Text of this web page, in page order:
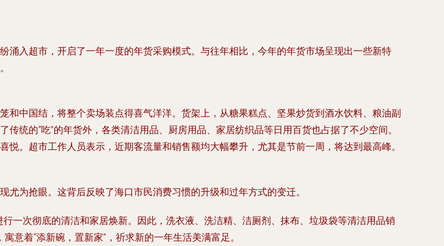
入超市，开启了一年一度的年货采购模式。与往年相比，今年的年货市场呈现出一些新特
中国结，将整个卖场装点得喜气洋洋。货架上，从糖果糕点、坚果炒货到酒水饮料、粮油副
统的“吃”的年货外，各类清洁用品、厨房用品、家居纺织品等日用百货也占据了不少空间。
。超市工作人员表示，近期客流量和销售额均大幅攀升，尤其是节前一周，将达到最高峰。
为抢眼。这背后反映了海口市民消费习惯的升级和过年方式的变迁。
一次彻底的清洁和家居焕新。因此，洗衣液、洗洁精、洁厕剂、抹布、垃圾袋等清洁用品销
意着“添新碗，置新家”，祈求新的一年生活美满富足。